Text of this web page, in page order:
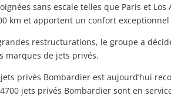
sans escale telles que Paris et
km et apportent un confort exceptionnel
restructurations, le groupe a
marques de jets privés.
privés Bombardier est aujourd’hui
jets privés Bombardier sont en